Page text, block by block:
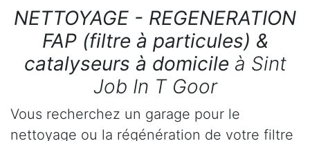
NETTOYAGE - REGENERATION
FAP (filtre à particules) &
catalyseurs à domicile à Sint
Job In T Goor
Vous recherchez un garage pour le
nettoyage ou la régénération de votre filtre